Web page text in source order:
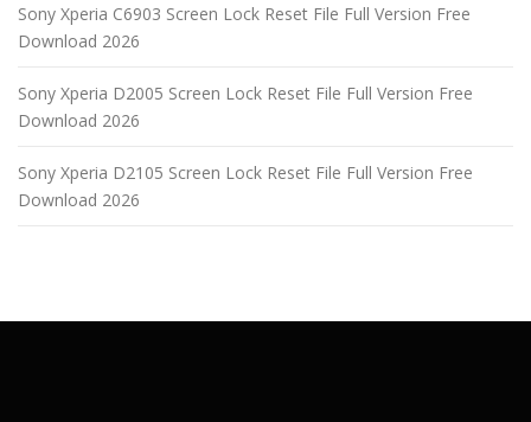
Sony Xperia C6903 Screen Lock Reset File Full Version Free
Download 2026
Sony Xperia D2005 Screen Lock Reset File Full Version Free
Download 2026
Sony Xperia D2105 Screen Lock Reset File Full Version Free
Download 2026